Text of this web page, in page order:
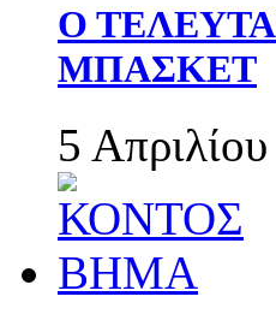
Ο
ΜΠΑΣΚΕΤ
5